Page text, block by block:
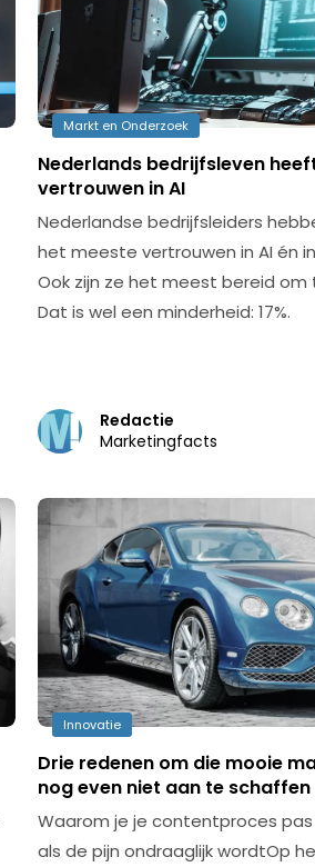
Markt en Onderzoek
Nederlands bedrijfsleven
vertrouwen in AI
Nederlandse bedrijfsleiders
het meeste vertrouwen in AI én
Ook zijn ze het meest bereid om
Dat is wel een minderheid: 17%.
Redactie
Marketingfacts
Innovatie
Drie redenen om die mooie
nog even niet aan te schaffen
Waarom je je contentproces
als de pijn ondraaglijk wordtOp